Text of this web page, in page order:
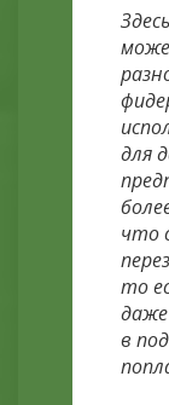
для
что
то
в